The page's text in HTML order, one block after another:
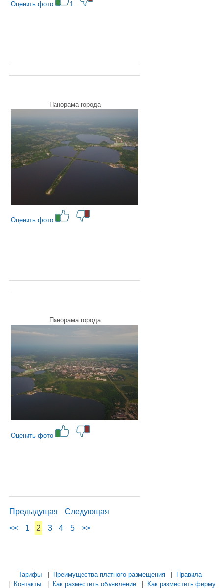
Оценить фото 1
Панорама города
Оценить фото
Панорама города
Оценить фото
Предыдущая
Следующая
<<
1 2 3 4 5 >>
Тарифы Преимущества платного размещения
Правила
Контакты Как разместить объявление Как разместить фирму